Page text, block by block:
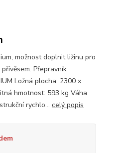
možnost doplnit ližinu pro
Přepravník
Ložná plocha: 2300 x
hmotnost: 593 kg Váha
rychlo... celý popis